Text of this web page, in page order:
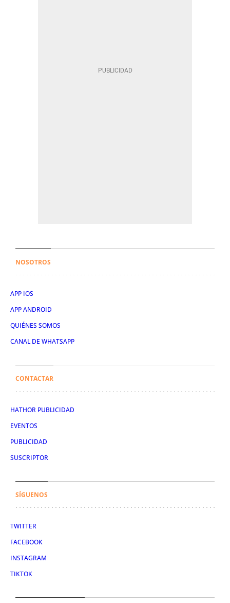
NOSOTROS
APP IOS
APP ANDROID
QUIÉNES SOMOS
CANAL DE WHATSAPP
CONTACTAR
HATHOR PUBLICIDAD
EVENTOS
PUBLICIDAD
SUSCRIPTOR
SÍGUENOS
TWITTER
FACEBOOK
INSTAGRAM
TIKTOK